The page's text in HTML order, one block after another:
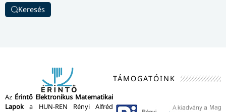
Keresés
Az Érintő Elektronikus Matematikai
Lapoka HUN-REN Rényi Alfréd
TÁMOGATÓINK